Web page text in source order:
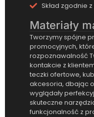
Skład zgodnie
Materiały
Tworzymy spójne
promocyjnych,
rozpoznawalność
kontakcie z
teczki ofertowe,
akcesoria, dbając
wyglądały
skuteczne
funkcjonalność z